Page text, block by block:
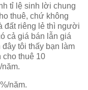
tỉ lệ sinh lời chung
thuê, chứ không
đất riêng lẻ thì người
cả giá bán lẫn giá
tôi thấy bạn làm
cho thuê 10
năm.